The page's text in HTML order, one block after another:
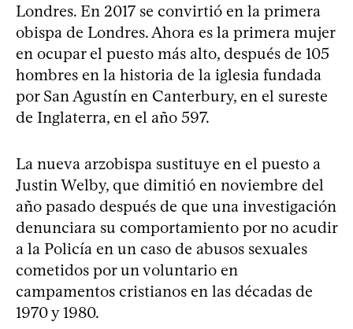
Londres. En 2017 se convirtió en la primera
obispa de Londres. Ahora es la primera mujer
en ocupar el puesto más alto, después de 105
hombres en la historia de la iglesia fundada
por San Agustín en Canterbury, en el sureste
de Inglaterra, en el año 597.
La nueva arzobispa sustituye en el puesto a
Justin Welby, que dimitió en noviembre del
año pasado después de que una investigación
denunciara su comportamiento por no acudir
a la Policía en un caso de abusos sexuales
cometidos por un voluntario en
campamentos cristianos en las décadas de
1970 y 1980.